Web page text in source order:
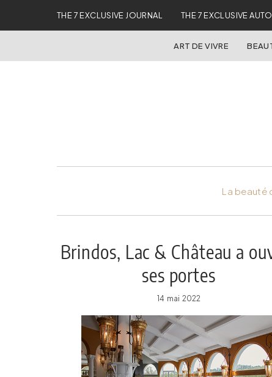
THE 7 EXCLUSIVE JOURNAL THE 7 EXCLUSIVE AUTO
ART DE VIVRE
La beauté
Brindos, Lac & Château a
ses portes
14 mai 2022